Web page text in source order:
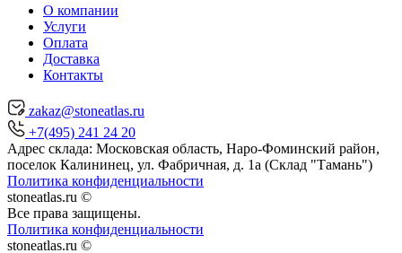
О компании
Услуги
Оплата
Доставка
Контакты
zakaz@stoneatlas.ru
+7(495) 241 24 20
Адрес склада: Московская область, Наро-Фоминский район,
поселок Калининец, ул. Фабричная, д. 1а (Склад "Тамань")
Политика конфиденциальности
stoneatlas.ru ©
Все права защищены.
Политика конфиденциальности
stoneatlas.ru ©